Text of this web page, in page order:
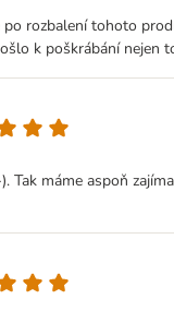
rozbalení tohoto
k poškrábání
Tak máme aspoň